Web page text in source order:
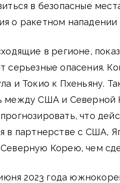
в безопасные
о ракетном нападении
в регионе,
серьезные опасения.
и Токио к Пхеньяну.
между США и Северной
что
в партнерстве с США,
Корею, чем
2023 года